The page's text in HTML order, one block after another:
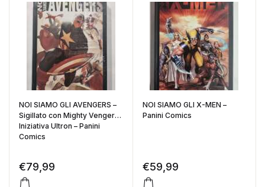
NOI SIAMO GLI AVENGERS –
Sigillato con Mighty Vengers
Iniziativa Ultron – Panini
Comics
€79,99
NOI SIAMO GLI X-MEN –
Panini Comics
€59,99